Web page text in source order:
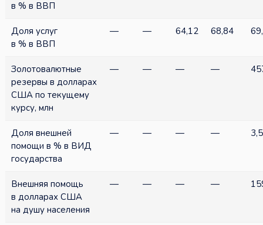
в % в ВВП
Доля услуг
в % в ВВП
— — 64,12 68,84
Золотовалютные
резервы в долларах
США по текущему
курсу, млн
— — — —
Доля внешней
помощи в % в ВИД
государства
— — — —
Внешняя помощь
в долларах США
на душу населения
— — — —